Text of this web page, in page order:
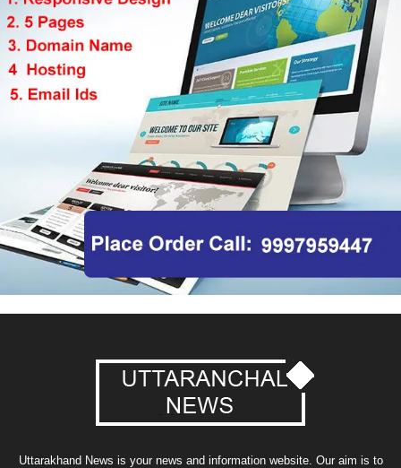
Uttarakhand News is your news and information website. Our aim is to